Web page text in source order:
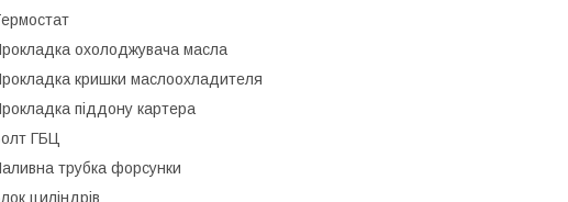
охолоджувача масла
кришки маслоохладителя
піддону картера
ГБЦ
трубка форсунки
циліндрів